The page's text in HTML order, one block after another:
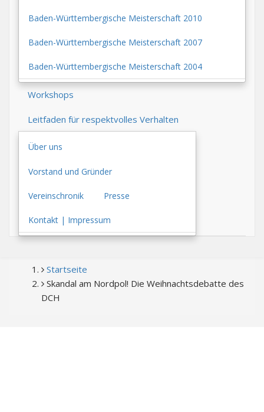
Baden-Württembergische Meisterschaft 2010
Baden-Württembergische Meisterschaft 2007
Baden-Württembergische Meisterschaft 2004
Workshops
Leitfaden für respektvolles Verhalten
Über uns
Vorstand und Gründer
Vereinschronik Presse
Kontakt | Impressum
PFADNAVIGATION
Startseite
Skandal am Nordpol! Die Weihnachtsdebatte des
DCH